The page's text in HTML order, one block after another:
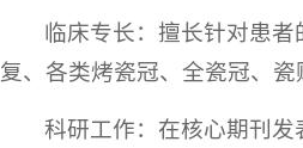
临床专长：擅长针对患
复、各类烤瓷冠、全瓷冠、
科研工作：在核心期刊